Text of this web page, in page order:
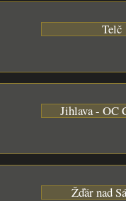
Telč
Jihlava - OC
Žďár nad